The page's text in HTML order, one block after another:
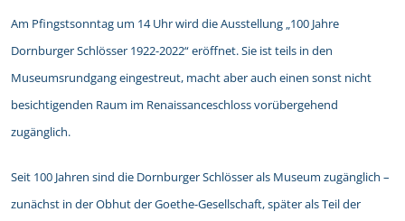
Am Pfingstsonntag um 14 Uhr wird die Ausstellung „100 Jahre
Dornburger Schlösser 1922-2022“ eröffnet. Sie ist teils in den
Museumsrundgang eingestreut, macht aber auch einen sonst nicht
besichtigenden Raum im Renaissanceschloss vorübergehend
zugänglich.
Seit 100 Jahren sind die Dornburger Schlösser als Museum zugänglich –
zunächst in der Obhut der Goethe-Gesellschaft, später als Teil der